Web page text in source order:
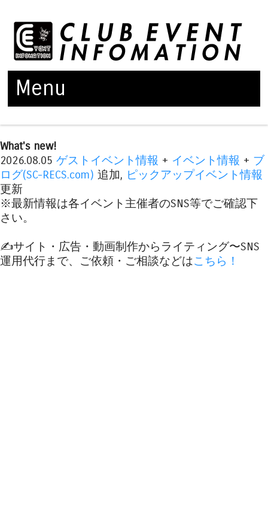
Menu
What's new!
2026.08.05 ゲストイベント情報 + イベント情報 + ブ
ログ(SC-RECS.com) 追加, ピックアップイベント情報
更新
※最新情報は各イベント主催者のSNS等でご確認下
さい。
✍️サイト・広告・動画制作からライティング〜SNS
運用代行まで、ご依頼・ご相談などはこちら！